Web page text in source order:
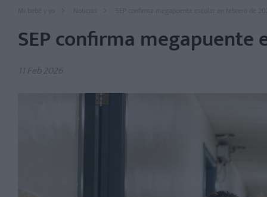
Mi bebé y yo Noticias SEP confirma megapuente escolar en febrero de 2026
SEP confirma megapuente
11 Feb 2026